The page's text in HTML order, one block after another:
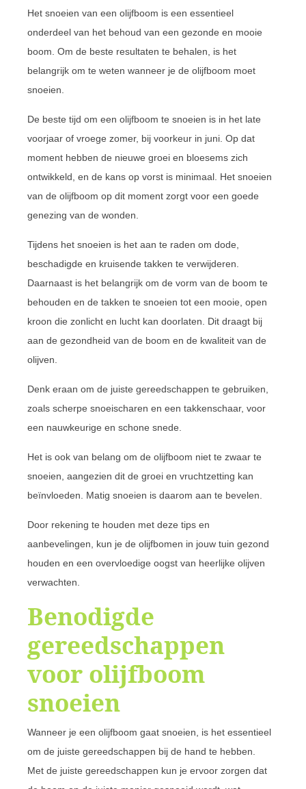
Het snoeien van een olijfboom is een essentieel
onderdeel van het behoud van een gezonde en mooie
boom. Om de beste resultaten te behalen, is het
belangrijk om te weten wanneer je de olijfboom moet
snoeien.
De beste tijd om een olijfboom te snoeien is in het late
voorjaar of vroege zomer, bij voorkeur in juni. Op dat
moment hebben de nieuwe groei en bloesems zich
ontwikkeld, en de kans op vorst is minimaal. Het snoeien
van de olijfboom op dit moment zorgt voor een goede
genezing van de wonden.
Tijdens het snoeien is het aan te raden om dode,
beschadigde en kruisende takken te verwijderen.
Daarnaast is het belangrijk om de vorm van de boom te
behouden en de takken te snoeien tot een mooie, open
kroon die zonlicht en lucht kan doorlaten. Dit draagt bij
aan de gezondheid van de boom en de kwaliteit van de
olijven.
Denk eraan om de juiste gereedschappen te gebruiken,
zoals scherpe snoeischaren en een takkenschaar, voor
een nauwkeurige en schone snede.
Het is ook van belang om de olijfboom niet te zwaar te
snoeien, aangezien dit de groei en vruchtzetting kan
beïnvloeden. Matig snoeien is daarom aan te bevelen.
Door rekening te houden met deze tips en
aanbevelingen, kun je de olijfbomen in jouw tuin gezond
houden en een overvloedige oogst van heerlijke olijven
verwachten.
Benodigde
gereedschappen
voor olijfboom
snoeien
Wanneer je een olijfboom gaat snoeien, is het essentieel
om de juiste gereedschappen bij de hand te hebben.
Met de juiste gereedschappen kun je ervoor zorgen dat